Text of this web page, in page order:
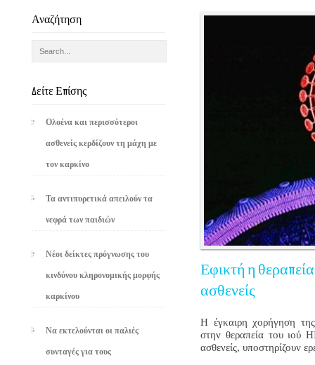
Αναζήτηση
Δείτε Επίσης
Ολοένα και περισσότεροι
ασθενείς κερδίζουν τη μάχη με
τον καρκίνο
Τα αντιπυρετικά απειλούν τα
νεφρά των παιδιών
Νέοι δείκτες πρόγνωσης του
κινδύνου κληρονομικής μορφής
καρκίνου
Να εκτελούνται οι παλιές
συνταγές για τους
Εφικτή η θεραπεία
ασθενείς
Η έγκαιρη χορήγηση της
στην θεραπεία του ιού
ασθενείς, υποστηρίζουν